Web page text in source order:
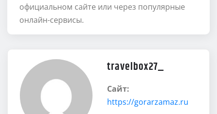
официальном сайте или через популярные
онлайн-сервисы.
travelbox27_
Сайт:
https://gorarzamaz.ru